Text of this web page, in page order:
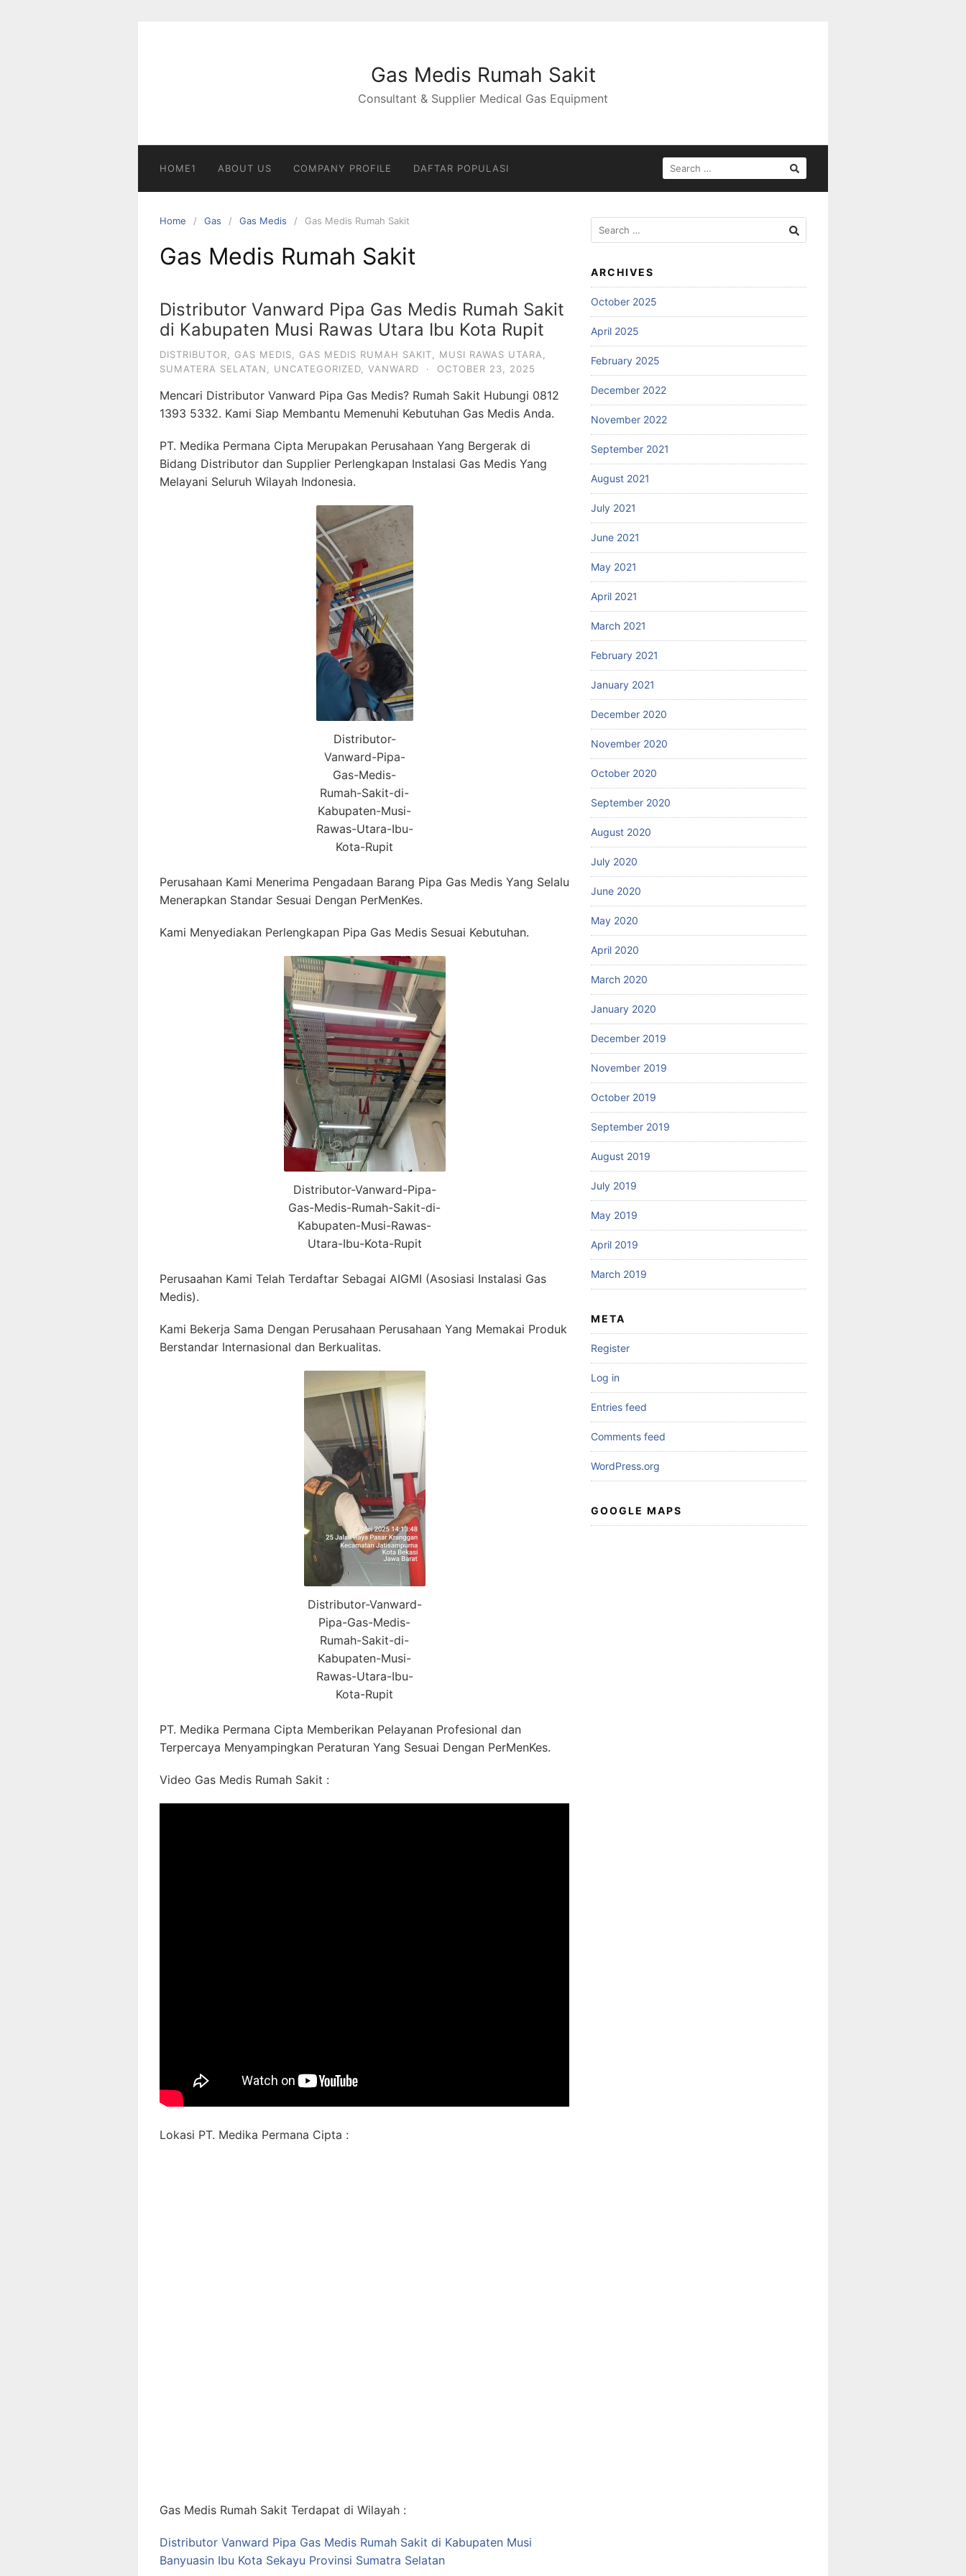
Gas Medis Rumah Sakit
Consultant & Supplier Medical Gas Equipment
HOME1 ABOUT US COMPANY PROFILE DAFTAR POPULASI
SEARCH
FOR:
Home Gas Gas Medis Gas Medis Rumah Sakit
Gas Medis Rumah Sakit
Distributor Vanward Pipa Gas Medis Rumah Sakit
di Kabupaten Musi Rawas Utara Ibu Kota Rupit
DISTRIBUTOR GAS MEDIS GAS MEDIS RUMAH SAKIT MUSI RAWAS UTARA
SUMATERA SELATAN
UNCATEGORIZED VANWARD · OCTOBER 23, 2025
Mencari Distributor Vanward Pipa Gas Medis? Rumah Sakit Hubungi 0812
1393 5332. Kami Siap Membantu Memenuhi Kebutuhan Gas Medis Anda.
PT. Medika Permana Cipta Merupakan Perusahaan Yang Bergerak di
Bidang Distributor dan Supplier Perlengkapan Instalasi Gas Medis Yang
Melayani Seluruh Wilayah Indonesia.
Distributor-
Vanward-Pipa-
Gas-Medis-
Rumah-Sakit-di-
Kabupaten-Musi-
Rawas-Utara-Ibu-
Kota-Rupit
Perusahaan Kami Menerima Pengadaan Barang Pipa Gas Medis Yang Selalu
Menerapkan Standar Sesuai Dengan PerMenKes.
Kami Menyediakan Perlengkapan Pipa Gas Medis Sesuai Kebutuhan.
Distributor-Vanward-Pipa-
Gas-Medis-Rumah-Sakit-di-
Kabupaten-Musi-Rawas-
Utara-Ibu-Kota-Rupit
Perusaahan Kami Telah Terdaftar Sebagai AIGMI (Asosiasi Instalasi Gas
Medis).
Kami Bekerja Sama Dengan Perusahaan Perusahaan Yang Memakai Produk
Berstandar Internasional dan Berkualitas.
Distributor-Vanward-
Pipa-Gas-Medis-
Rumah-Sakit-di-
Kabupaten-Musi-
Rawas-Utara-Ibu-
Kota-Rupit
PT. Medika Permana Cipta Memberikan Pelayanan Profesional dan
Terpercaya Menyampingkan Peraturan Yang Sesuai Dengan PerMenKes.
Video Gas Medis Rumah Sakit :
Lokasi PT. Medika Permana Cipta :
Gas Medis Rumah Sakit Terdapat di Wilayah :
Distributor Vanward Pipa Gas Medis Rumah Sakit di Kabupaten Musi
Banyuasin Ibu Kota Sekayu Provinsi Sumatra Selatan
Search
for:
ARCHIVES
October 2025
April 2025
February 2025
December 2022
November 2022
September 2021
August 2021
July 2021
June 2021
May 2021
April 2021
March 2021
February 2021
January 2021
December 2020
November 2020
October 2020
September 2020
August 2020
July 2020
June 2020
May 2020
April 2020
March 2020
January 2020
December 2019
November 2019
October 2019
September 2019
August 2019
July 2019
May 2019
April 2019
March 2019
META
Register
Log in
Entries feed
Comments feed
WordPress.org
GOOGLE MAPS